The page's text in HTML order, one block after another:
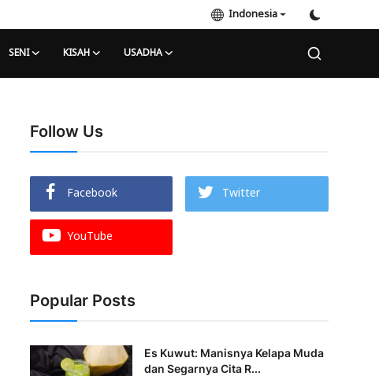
Indonesia
SENI KISAH USADHA
Follow Us
Facebook
Twitter
YouTube
Popular Posts
Es Kuwut: Manisnya Kelapa Muda
dan Segarnya Cita R...